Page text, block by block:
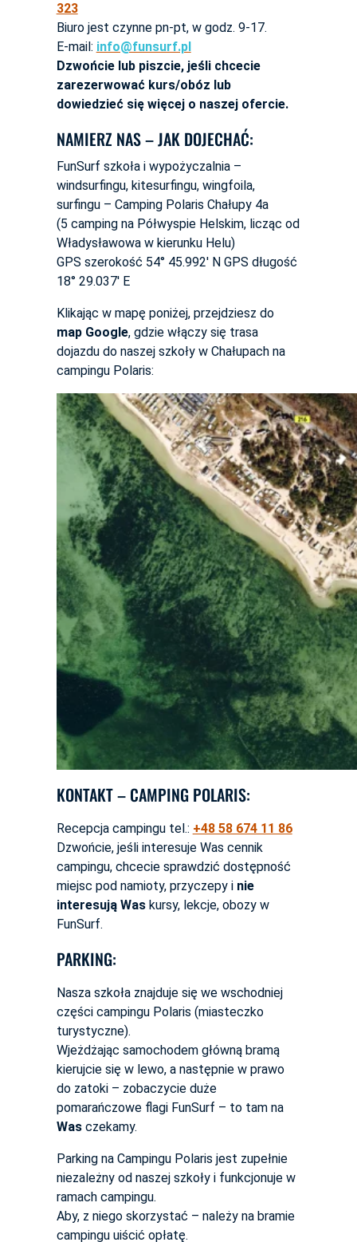
323
Biuro jest czynne pn-pt, w godz. 9-17.
E-mail: info@funsurf.pl
Dzwońcie lub piszcie, jeśli chcecie
zarezerwować kurs/obóz lub
dowiedzieć się więcej o naszej ofercie.
NAMIERZ NAS – JAK DOJECHAĆ:
FunSurf szkoła i wypożyczalnia –
windsurfingu, kitesurfingu, wingfoila,
surfingu – Camping Polaris Chałupy 4a
(5 camping na Półwyspie Helskim, licząc od
Władysławowa w kierunku Helu)
GPS szerokość 54° 45.992′ N GPS długość
18° 29.037′ E
Klikając w mapę poniżej, przejdziesz do
map Google, gdzie włączy się trasa
dojazdu do naszej szkoły w Chałupach na
campingu Polaris:
KONTAKT – CAMPING POLARIS:
Recepcja campingu tel.: +48 58 674 11 86
Dzwońcie, jeśli interesuje Was cennik
campingu, chcecie sprawdzić dostępność
miejsc pod namioty, przyczepy i nie
interesują Waskursy, lekcje, obozy w
FunSurf.
PARKING:
Nasza szkoła znajduje się we wschodniej
części campingu Polaris (miasteczko
turystyczne).
Wjeżdżając samochodem główną bramą
kierujcie się w lewo, a następnie w prawo
do zatoki – zobaczycie duże
pomarańczowe flagi FunSurf – to tam na
Wasczekamy.
Parking na Campingu Polaris jest zupełnie
niezależny od naszej szkoły i funkcjonuje w
ramach campingu.
Aby, z niego skorzystać – należy na bramie
campingu uiścić opłatę.